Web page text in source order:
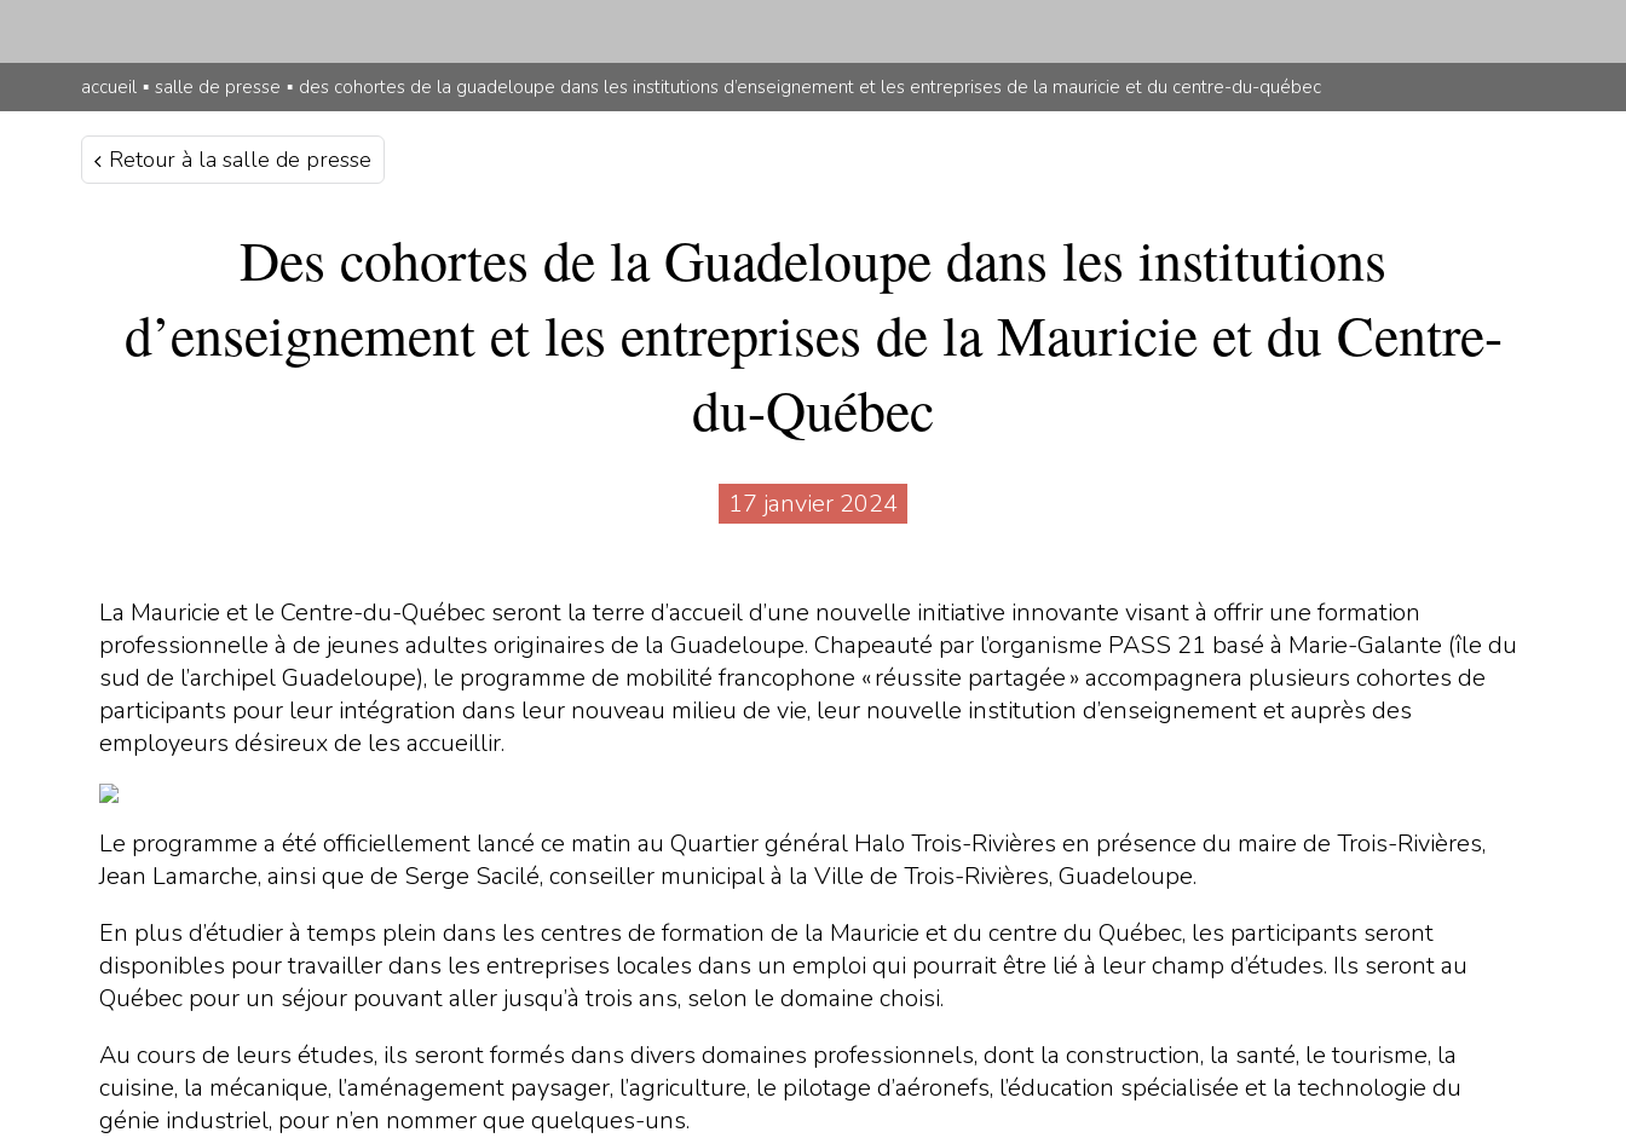
accueil ▪ salle de presse ▪ des cohortes de la guadeloupe dans les institutions d’enseignement et les entreprises de la mauricie et du centre-du-québec
Retour à la salle de presse
Des cohortes de la Guadeloupe dans les institutions
d’enseignement et les entreprises de la Mauricie et du Centre-
du-Québec
17 janvier 2024
La Mauricie et le Centre-du-Québec seront la terre d’accueil d’une nouvelle initiative innovante visant à offrir une formation
professionnelle à de jeunes adultes originaires de la Guadeloupe. Chapeauté par l’organisme PASS 21 basé à Marie-Galante (île du
sud de l’archipel Guadeloupe), le programme de mobilité francophone « réussite partagée » accompagnera plusieurs cohortes de
participants pour leur intégration dans leur nouveau milieu de vie, leur nouvelle institution d’enseignement et auprès des
employeurs désireux de les accueillir.
Le programme a été officiellement lancé ce matin au Quartier général Halo Trois-Rivières en présence du maire de Trois-Rivières,
Jean Lamarche, ainsi que de Serge Sacilé, conseiller municipal à la Ville de Trois-Rivières, Guadeloupe.
En plus d’étudier à temps plein dans les centres de formation de la Mauricie et du centre du Québec, les participants seront
disponibles pour travailler dans les entreprises locales dans un emploi qui pourrait être lié à leur champ d’études. Ils seront au
Québec pour un séjour pouvant aller jusqu’à trois ans, selon le domaine choisi.
Au cours de leurs études, ils seront formés dans divers domaines professionnels, dont la construction, la santé, le tourisme, la
cuisine, la mécanique, l’aménagement paysager, l’agriculture, le pilotage d’aéronefs, l’éducation spécialisée et la technologie du
génie industriel, pour n’en nommer que quelques-uns.